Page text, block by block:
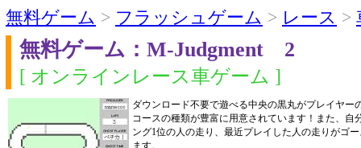
無料ゲーム > フラッシュゲーム > レース >
無料ゲーム：M-Judgment 2
[ オンラインレース車ゲーム ]
ダウンロード不要で遊べる中央の黒丸がプレイヤー
コースの種類が豊富に用意されています！また、自
ング1位の人の走り、最近プレイした人の走りがゴ
ます。